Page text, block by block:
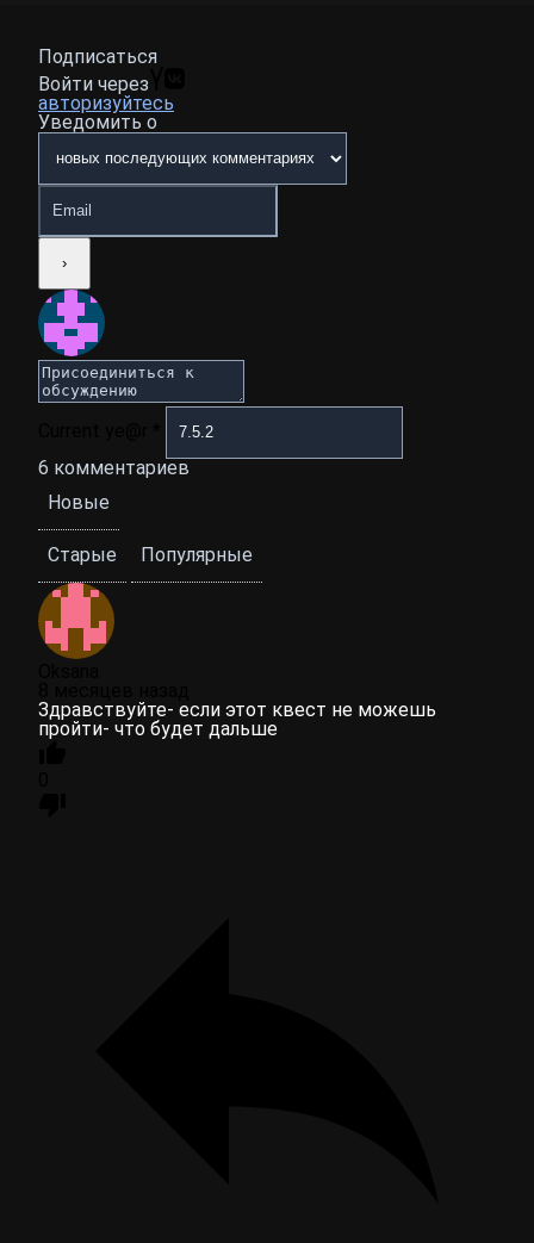
Подписаться
Войти через
авторизуйтесь
Уведомить о
6 комментариев
Новые
Старые Популярные
Здравствуйте- если этот квест не можешь
пройти- что будет дальше